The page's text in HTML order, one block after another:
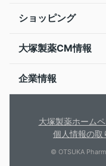
ショッピング
大塚製薬CM情報
企業情報
大塚製薬ホーム
個人情報の取
© OTSUKA